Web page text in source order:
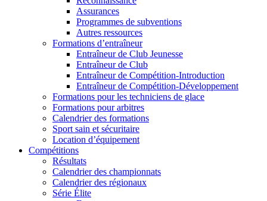
Assurances
Programmes de subventions
Autres ressources
Formations d’entraîneur
Entraîneur de Club Jeunesse
Entraîneur de Club
Entraîneur de Compétition-Introduction
Entraîneur de Compétition-Développement
Formations pour les techniciens de glace
Formations pour arbitres
Calendrier des formations
Sport sain et sécuritaire
Location d’équipement
Compétitions
Résultats
Calendrier des championnats
Calendrier des régionaux
Série Élite